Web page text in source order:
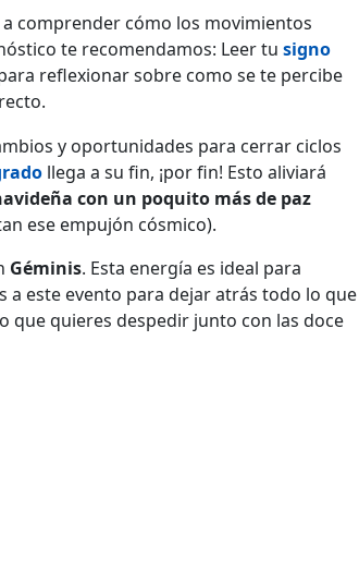
comprender cómo los movimientos
te recomendamos: Leer tu signo
reflexionar sobre como se te percibe
y oportunidades para cerrar ciclos
llega a su fin, ¡por fin! Esto aliviará
con un poquito más de paz
ese empujón cósmico).
Géminis. Esta energía es ideal para
a este evento para dejar atrás todo lo que
que quieres despedir junto con las doce